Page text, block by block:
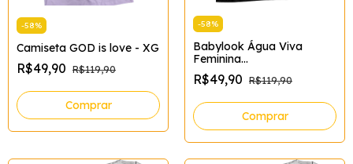
-58%
Camiseta GOD is love - XG
R$49,90 R$119,90
Comprar
-58%
Babylook Água Viva
Feminina
Tamanho:XG;Cor:Preto
R$49,90 R$119,90
Comprar